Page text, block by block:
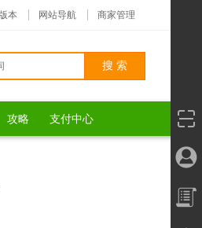
本 网站导航 商家管理
攻略 支付中心